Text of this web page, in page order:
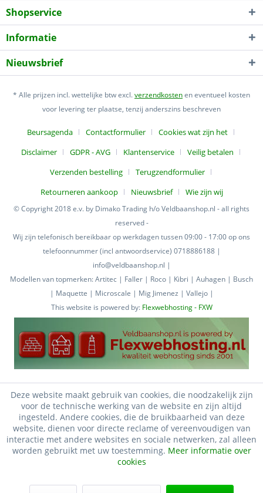
Shopservice
Informatie
Nieuwsbrief
* Alle prijzen incl. wettelijke btw excl.verzendkostenen eventueel kosten
voor levering ter plaatse, tenzij anderszins beschreven
Beursagenda Contactformulier
Cookies wat zijn het
Disclaimer
GDPR - AVG Klantenservice
Veilig betalen
Verzenden bestelling
Terugzendformulier
Retourneren aankoop
Nieuwsbrief Wie zijn wij
© Copyright 2018 e.v. by Dimako Trading h/o Veldbaanshop.nl - all rights
reserved -
Wij zijn telefonisch bereikbaar op werkdagen tussen 09:00 - 17:00 op ons
telefoonnummer (incl antwoordservice) 0718886188 |
info@veldbaanshop.nl |
Modellen van topmerken: Artitec | Faller | Roco | Kibri | Auhagen | Busch
| Maquette | Microscale | Mig Jimenez | Vallejo |
This website is powered by: Flexwebhosting - FXW
Deze website maakt gebruik van cookies, die noodzakelijk zijn
voor de technische werking van de website en zijn altijd
ingesteld. Andere cookies, die de bruikbaarheid van deze
website, dienen voor directe reclame of vereenvoudigen van
interactie met andere websites en sociale netwerken, zal alleen
worden gebruikt met uw toestemming. Meer informatie over
cookies